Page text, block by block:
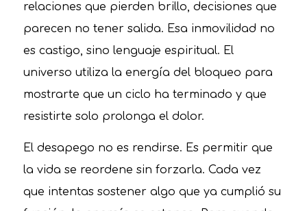
relaciones que pierden brillo, decisiones que
parecen no tener salida. Esa inmovilidad no
es castigo, sino lenguaje espiritual. El
universo utiliza la energía del bloqueo para
mostrarte que un ciclo ha terminado y que
resistirte solo prolonga el dolor.
El desapego no es rendirse. Es permitir que
la vida se reordene sin forzarla. Cada vez
que intentas sostener algo que ya cumplió su